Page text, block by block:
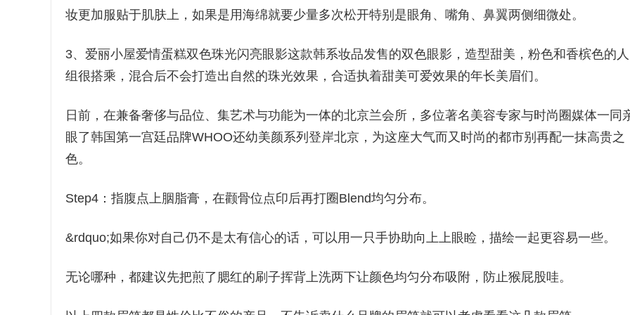
妆更加服贴于肌肤上，如果是用海绵就要少量多次松开特别是眼角、嘴角、鼻翼两侧细微处。
3、爱丽小屋爱情蛋糕双色珠光闪亮眼影这款韩系妆品发售的双色眼影，造型甜美，粉色和香槟色的人
组很搭乘，混合后不会打造出自然的珠光效果，合适执着甜美可爱效果的年长美眉们。
日前，在兼备奢侈与品位、集艺术与功能为一体的北京兰会所，多位著名美容专家与时尚圈媒体一同
眼了韩国第一宫廷品牌WHOO还幼美颜系列登岸北京，为这座大气而又时尚的都市别再配一抹高贵之
色。
Step4：指腹点上胭脂膏，在颧骨位点印后再打圈Blend均匀分布。
&rdquo;如果你对自己仍不是太有信心的话，可以用一只手协助向上上眼睑，描绘一起更容易一些。
无论哪种，都建议先把煎了腮红的刷子挥背上洗两下让颜色均匀分布吸附，防止猴屁股哇。